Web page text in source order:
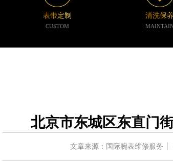
字楼5号楼10层1008室（需提前预约）
际金融中心写字楼35层3508室（需提前预约）
写字楼8层805室（需提前预约）
子塔（中央广场）A1座办公楼14层07室（需提前预约）
表带定制
CUSTOM
清洗保
北京市东城区东直门
文章来源：国际腕表维修服务